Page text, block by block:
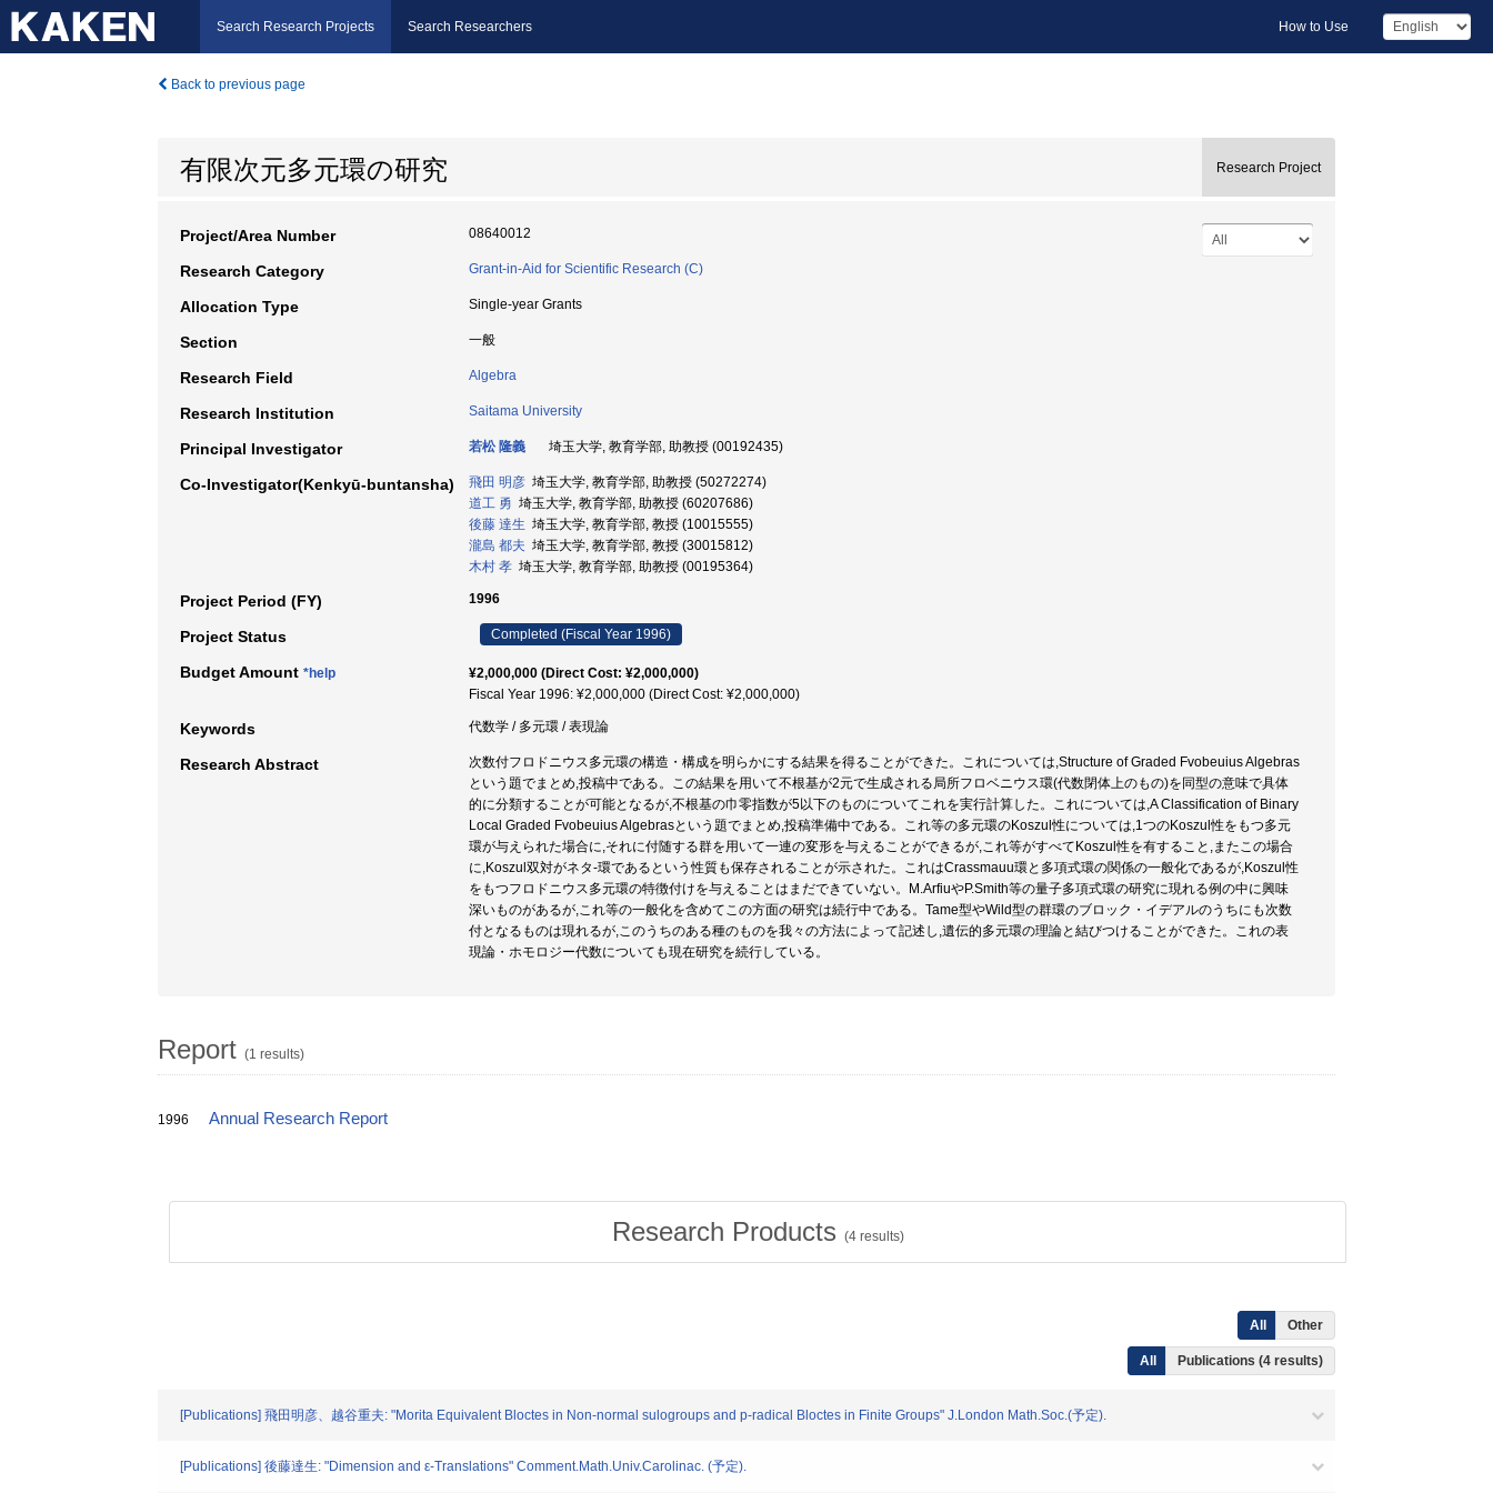
Search Research Projects Search Researchers How to Use
Back to previous page
有限次元多元環の研究 Research Project
Project/Area Number 08640012
Research Category Grant-in-Aid for Scientific Research (C)
Allocation Type Single-year Grants
Section 一般
Research Field Algebra
Research Institution Saitama University
Principal Investigator 若松 隆義 埼玉大学, 教育学部, 助教授 (00192435)
Co-Investigator(Kenkyū-buntansha) 飛田 明彦 埼玉大学, 教育学部, 助教授 (50272274)
道工 勇 埼玉大学, 教育学部, 助教授 (60207686)
後藤 達生 埼玉大学, 教育学部, 教授 (10015555)
瀧島 都夫 埼玉大学, 教育学部, 教授 (30015812)
木村 孝 埼玉大学, 教育学部, 助教授 (00195364)
Project Period (FY) 1996
Project Status Completed (Fiscal Year 1996)
Budget Amount *help
¥2,000,000 (Direct Cost: ¥2,000,000)
Fiscal Year 1996: ¥2,000,000 (Direct Cost: ¥2,000,000)
Keywords 代数学 / 多元環 / 表現論
Research Abstract
次数付フロドニウス多元環の構造・構成を明らかにする結果を得ることができた。これについては,Structure of Graded Fvobeuius Algebras
という題でまとめ,投稿中である。この結果を用いて不根基が2元で生成される局所フロベニウス環(代数閉体上のもの)を同型の意味で具体
的に分類することが可能となるが,不根基の巾零指数が5以下のものについてこれを実行計算した。これについては,A Classification of Binary
Local Graded Fvobeuius Algebrasという題でまとめ,投稿準備中である。これ等の多元環のKoszul性については,1つのKoszul性をもつ多元
環が与えられた場合に,それに付随する群を用いて一連の変形を与えることができるが,これ等がすべてKoszul性を有すること,またこの場合
に,Koszul双対がネタ-環であるという性質も保存されることが示された。これはCrassmauu環と多項式環の関係の一般化であるが,Koszul性
をもつフロドニウス多元環の特徴付けを与えることはまだできていない。M.ArfiuやP.Smith等の量子多項式環の研究に現れる例の中に興味
深いものがあるが,これ等の一般化を含めてこの方面の研究は続行中である。Tame型やWild型の群環のブロック・イデアルのうちにも次数
付となるものは現れるが,このうちのある種のものを我々の方法によって記述し,遺伝的多元環の理論と結びつけることができた。これの表
現論・ホモロジー代数についても現在研究を続行している。
Report (1 results)
1996 Annual Research Report
Research Products (4results)
All Other
All Publications (4 results)
[Publications] 飛田明彦、越谷重夫: "Morita Equivalent Bloctes in Non-normal sulogroups and p-radical Bloctes in Finite Groups" J.London Math.Soc.(予定).
[Publications] 後藤達生: "Dimension and ε-Translations" Comment.Math.Univ.Carolinac. (予定).